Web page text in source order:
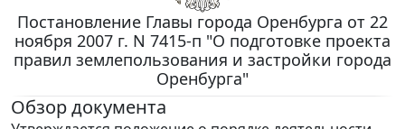
Постановление Главы города Оренбурга от 22
ноября 2007 г. N 7415-п "О подготовке проекта
правил землепользования и застройки города
Оренбурга"
Обзор документа